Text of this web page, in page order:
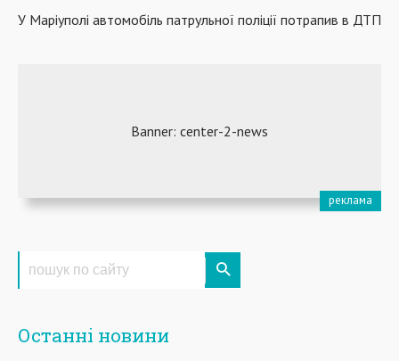
У Маріуполі автомобіль патрульної поліції потрапив в ДТП
Останні новини